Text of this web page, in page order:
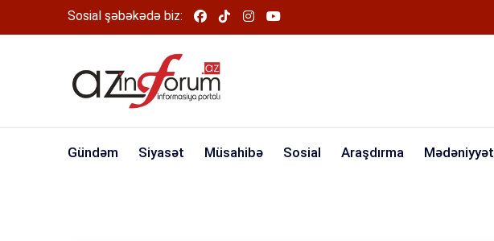
Sosial şəbəkədə biz:
Gündəm Siyasət Müsahibə Sosial Araşdırma Mədəniyyət